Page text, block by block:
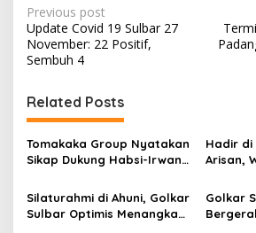
P
o
s
t
n
a
v
i
g
Previous post
Update Covid 19 Sulbar 27
November: 22 Positif,
Sembuh 4
Related Posts
Tomakaka Group Nyatakan
Sikap Dukung Habsi-Irwan
Hadir di
Arisan,
Dukung
Silaturahmi di Ahuni, Golkar
Sulbar Optimis Menangkan
Golkar